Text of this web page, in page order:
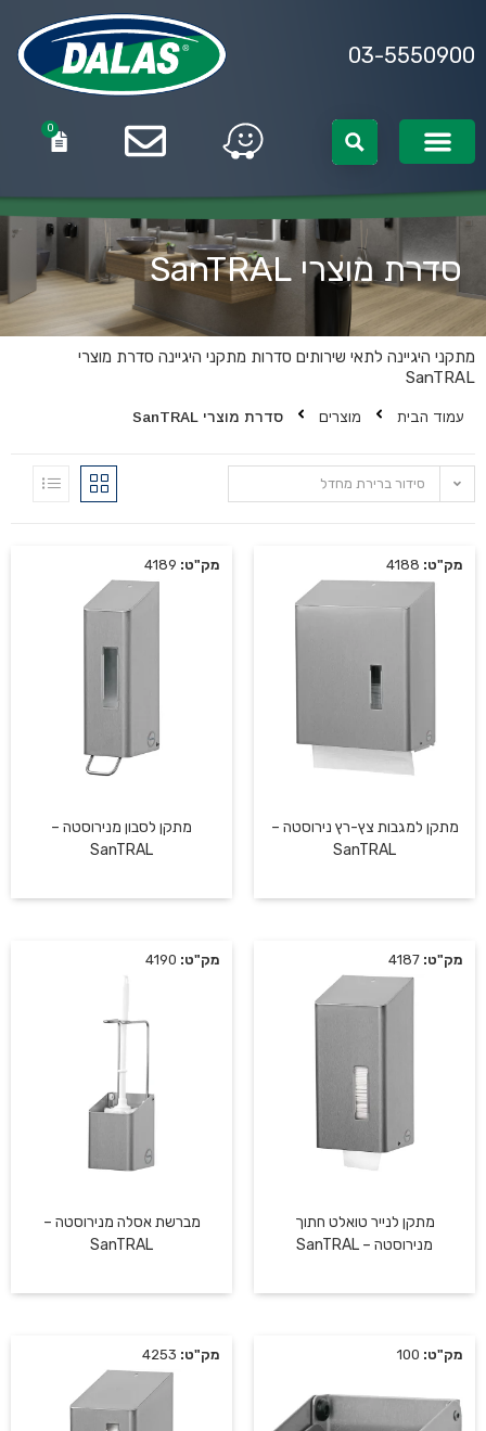
03-5550900
0
0 סדרת מוצרי SanTRAL
מתקני היגיינה לתאי שירותים סדרות מתקני היגיינה סדרת מוצרי
SanTRAL
עמוד הבית מוצרים סדרת מוצרי SanTRAL
סידור ברירת מחדל
מק"ט:
מתקן למגבות צץ-רץ נירוסטה –
SanTRAL
מק"ט:
מתקן לסבון מנירוסטה –
SanTRAL
מק"ט:
מתקן לנייר טואלט חתוך
מנירוסטה – SanTRAL
מק"ט:
מברשת אסלה מנירוסטה –
SanTRAL
מק"ט: מק"ט: